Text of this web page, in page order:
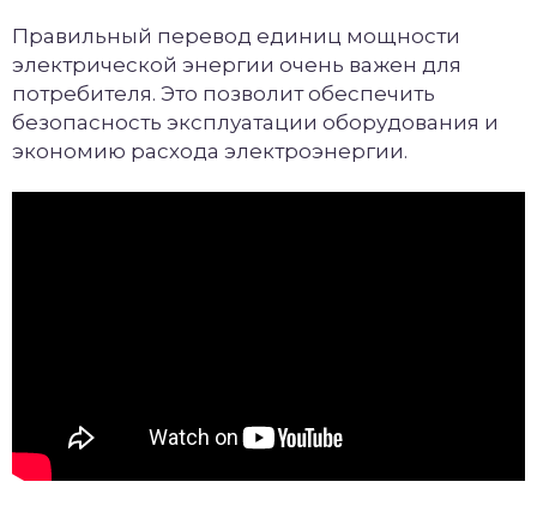
Правильный перевод единиц мощности
электрической энергии очень важен для
потребителя. Это позволит обеспечить
безопасность эксплуатации оборудования и
экономию расхода электроэнергии.